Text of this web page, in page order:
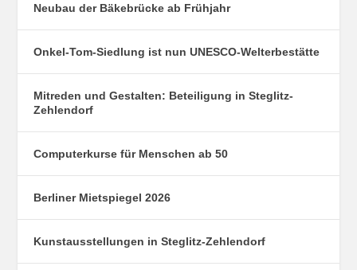
Neubau der Bäkebrücke ab Frühjahr
Onkel-Tom-Siedlung ist nun UNESCO-Welterbestätte
Mitreden und Gestalten: Beteiligung in Steglitz-
Zehlendorf
Computerkurse für Menschen ab 50
Berliner Mietspiegel 2026
Kunstausstellungen in Steglitz-Zehlendorf